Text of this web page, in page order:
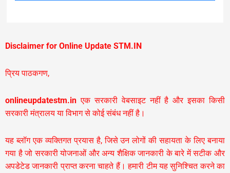
Disclaimer for Online Update STM.IN
प्रिय पाठकगण,
onlineupdatestm.in एक सरकारी वेबसाइट नहीं है और इसका किसी
सरकारी मंत्रालय या विभाग से कोई संबंध नहीं है।
यह ब्लॉग एक व्यक्तिगत प्रयास है, जिसे उन लोगों की सहायता के लिए बनाया
गया है जो सरकारी योजनाओं और अन्य शैक्षिक जानकारी के बारे में सटीक और
अपडेटेड जानकारी प्राप्त करना चाहते हैं। हमारी टीम यह सुनिश्चित करने का